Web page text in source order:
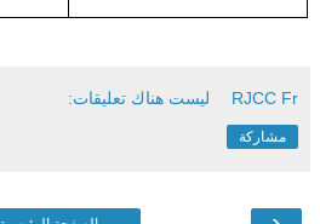
RJCC Fr ليست هناك تعليقات:
مشاركة